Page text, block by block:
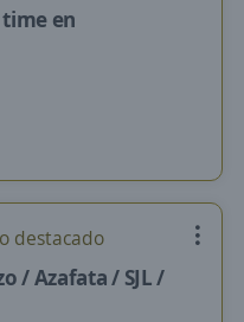
en
destacado
/ Azafata / SJL /